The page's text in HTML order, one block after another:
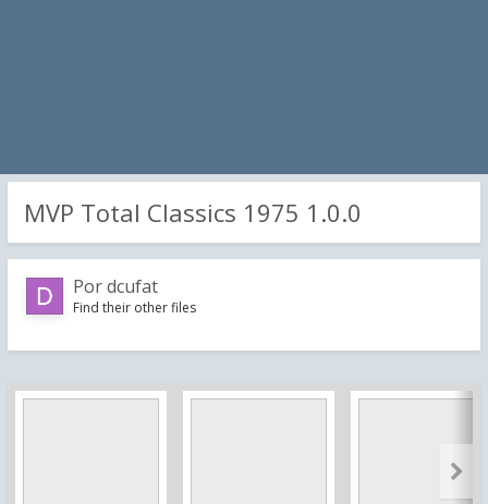
MVP Total Classics 1975 1.0.0
Pordcufat
Find their other files